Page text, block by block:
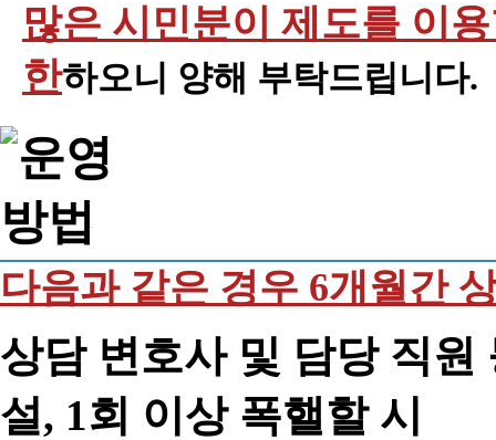
많은 시민분이 제도를 이
한하오니 양해 부탁드립니다.
다음과 같은 경우 6개월간
상담 변호사 및 담당 직원
설, 1회 이상 폭핼할 시